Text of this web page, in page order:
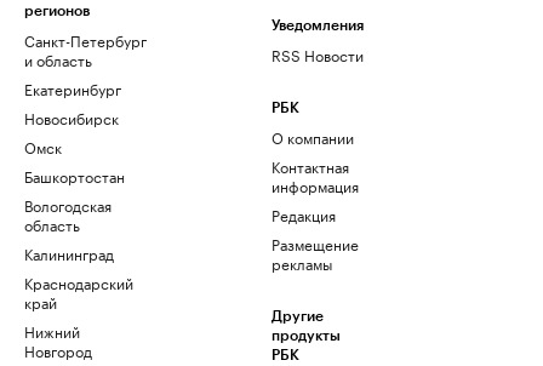
регионов
Санкт-Петербург
и область
Екатеринбург
Новосибирск
Омск
Башкортостан
Вологодская
область
Калининград
Краснодарский
край
Нижний
Новгород
Уведомления
RSS Новости
РБК
О компании
Контактная
информация
Редакция
Размещение
рекламы
Другие
продукты
РБК